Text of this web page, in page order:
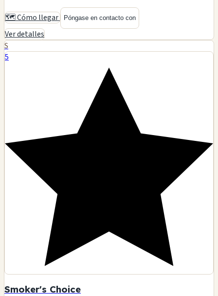
🗺️ Cómo llegar Póngase en contacto con
Ver detalles
S
5
Smoker's Choice